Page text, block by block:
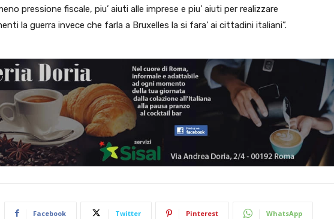
pressione fiscale, piu’ aiuti alle imprese e piu’ aiuti per realizzare
la guerra invece che farla a Bruxelles la si fara’ ai cittadini italiani”.
Facebook Twitter Pinterest WhatsApp